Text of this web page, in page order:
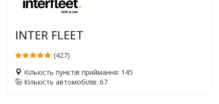
INTER FLEET
(427)
Кількість пунктів приймання: 145
Кількість автомобілів: 67